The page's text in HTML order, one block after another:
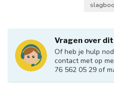
Vragen over
Of heb je hulp
contact met op
76 562 05 29 of